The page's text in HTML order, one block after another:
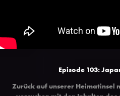
Episode 103:
Zurück auf unserer Heimatinsel